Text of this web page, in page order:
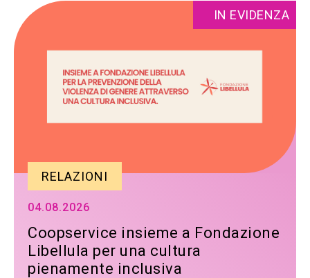
IN EVIDENZA
RELAZIONI
04.08.2026
Coopservice insieme a Fondazione
Libellula per una cultura
pienamente inclusiva